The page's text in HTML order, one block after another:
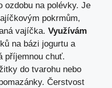
ozdobu na polévky. Je
pokrmům,
vajíčka. Využívám
na bázi jogurtu a
příjemnou chuť.
do tvarohu nebo
Čerstvost